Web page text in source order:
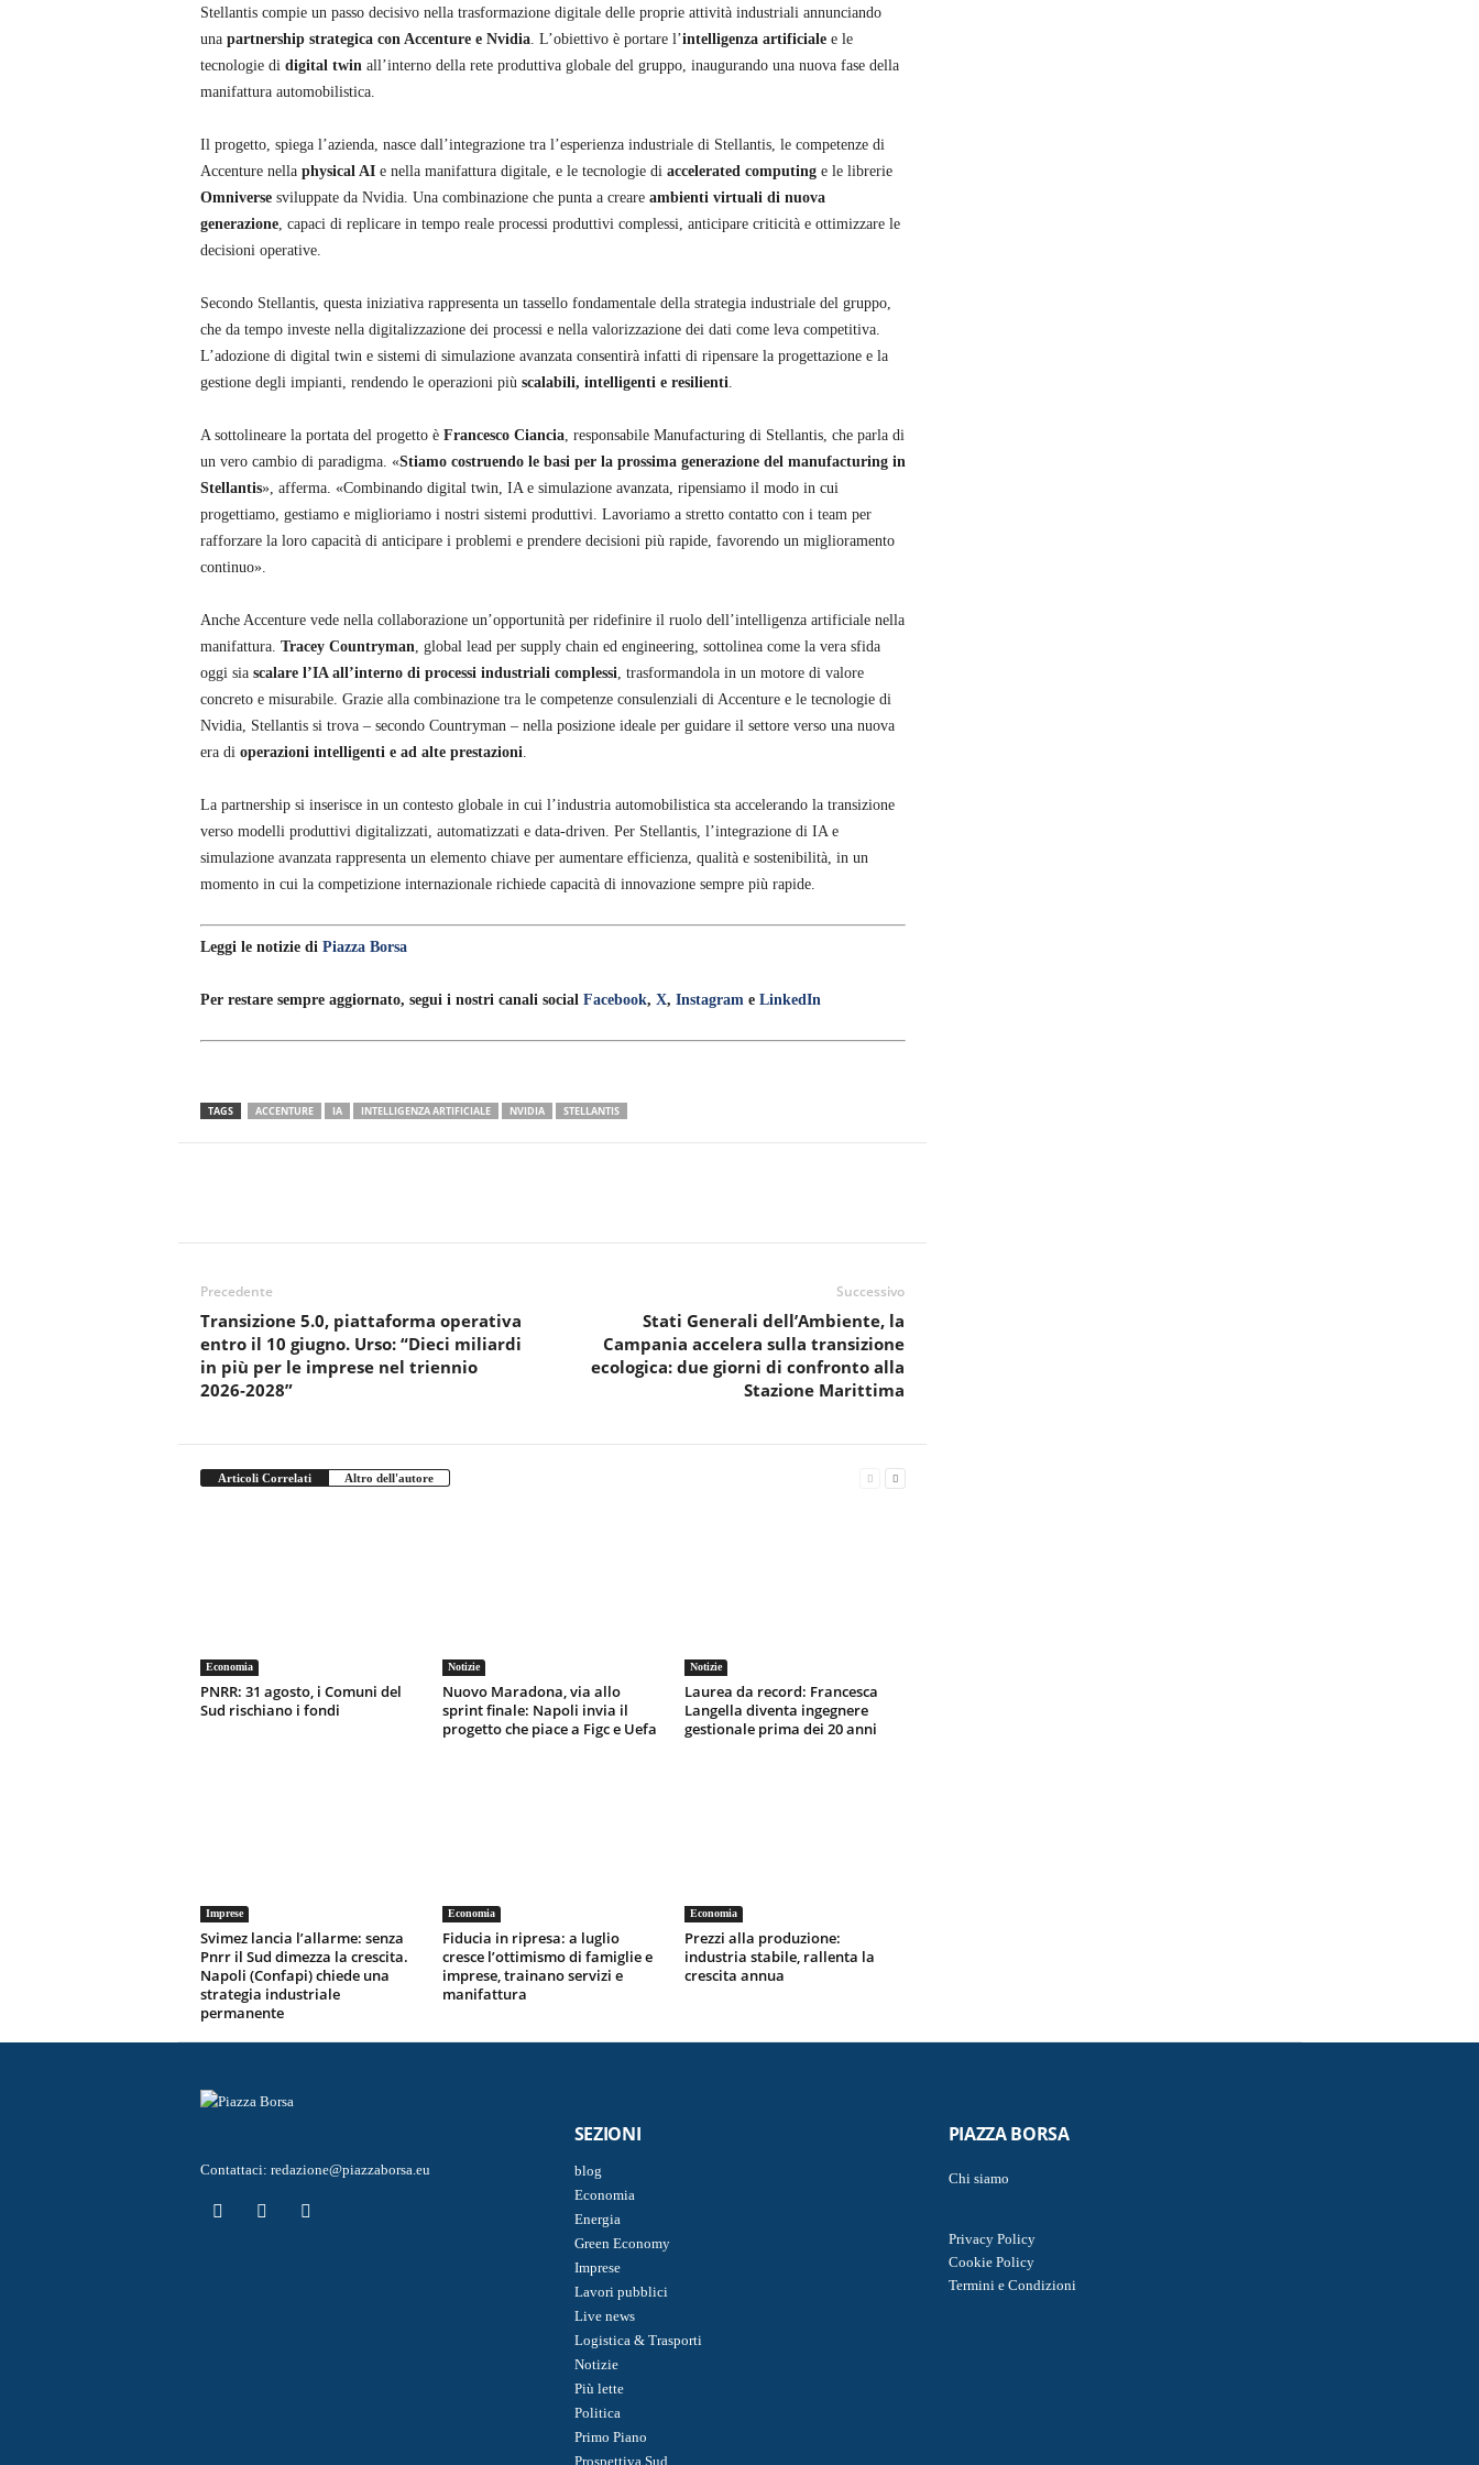
Stellantis compie un passo decisivo nella trasformazione digitale delle proprie attività industriali annunciando
una partnership strategica con Accenture e Nvidia. L’obiettivo è portare l’intelligenza artificialee le
tecnologie di digital twinall’interno della rete produttiva globale del gruppo, inaugurando una nuova fase della
manifattura automobilistica.
Il progetto, spiega l’azienda, nasce dall’integrazione tra l’esperienza industriale di Stellantis, le competenze di
Accenture nella physical AIe nella manifattura digitale, e le tecnologie di accelerated computinge le librerie
Omniversesviluppate da Nvidia. Una combinazione che punta a creare ambienti virtuali di nuova
generazione, capaci di replicare in tempo reale processi produttivi complessi, anticipare criticità e ottimizzare le
decisioni operative.
Secondo Stellantis, questa iniziativa rappresenta un tassello fondamentale della strategia industriale del gruppo,
che da tempo investe nella digitalizzazione dei processi e nella valorizzazione dei dati come leva competitiva.
L’adozione di digital twin e sistemi di simulazione avanzata consentirà infatti di ripensare la progettazione e la
gestione degli impianti, rendendo le operazioni più scalabili, intelligenti e resilienti.
A sottolineare la portata del progetto è Francesco Ciancia, responsabile Manufacturing di Stellantis, che parla di
un vero cambio di paradigma. «Stiamo costruendo le basi per la prossima generazione del manufacturing in
Stellantis», afferma. «Combinando digital twin, IA e simulazione avanzata, ripensiamo il modo in cui
progettiamo, gestiamo e miglioriamo i nostri sistemi produttivi. Lavoriamo a stretto contatto con i team per
rafforzare la loro capacità di anticipare i problemi e prendere decisioni più rapide, favorendo un miglioramento
continuo».
Anche Accenture vede nella collaborazione un’opportunità per ridefinire il ruolo dell’intelligenza artificiale nella
manifattura. Tracey Countryman, global lead per supply chain ed engineering, sottolinea come la vera sfida
oggi sia scalare l’IA all’interno di processi industriali complessi, trasformandola in un motore di valore
concreto e misurabile. Grazie alla combinazione tra le competenze consulenziali di Accenture e le tecnologie di
Nvidia, Stellantis si trova – secondo Countryman – nella posizione ideale per guidare il settore verso una nuova
era di operazioni intelligenti e ad alte prestazioni.
La partnership si inserisce in un contesto globale in cui l’industria automobilistica sta accelerando la transizione
verso modelli produttivi digitalizzati, automatizzati e data‑driven. Per Stellantis, l’integrazione di IA e
simulazione avanzata rappresenta un elemento chiave per aumentare efficienza, qualità e sostenibilità, in un
momento in cui la competizione internazionale richiede capacità di innovazione sempre più rapide.
Leggi le notizie di Piazza Borsa
Per restare sempre aggiornato, segui i nostri canali social Facebook, X, Instagram e LinkedIn
TAGS ACCENTURE IA INTELLIGENZA ARTIFICIALE NVIDIA STELLANTIS
Precedente
Transizione 5.0, piattaforma operativa
entro il 10 giugno. Urso: “Dieci miliardi
in più per le imprese nel triennio
2026‑2028”
Successivo
Stati Generali dell’Ambiente, la
Campania accelera sulla transizione
ecologica: due giorni di confronto alla
Stazione Marittima
Articoli Correlati Altro dell'autore
Economia
PNRR: 31 agosto, i Comuni del
Sud rischiano i fondi
Notizie
Nuovo Maradona, via allo
sprint finale: Napoli invia il
progetto che piace a Figc e Uefa
Notizie
Laurea da record: Francesca
Langella diventa ingegnere
gestionale prima dei 20 anni
Imprese
Svimez lancia l’allarme: senza
Pnrr il Sud dimezza la crescita.
Napoli (Confapi) chiede una
strategia industriale
permanente
Economia
Fiducia in ripresa: a luglio
cresce l’ottimismo di famiglie e
imprese, trainano servizi e
manifattura
Economia
Prezzi alla produzione:
industria stabile, rallenta la
crescita annua
Contattaci: redazione@piazzaborsa.eu
SEZIONI
blog
Economia
Energia
Green Economy
Imprese
Lavori pubblici
Live news
Logistica & Trasporti
Notizie
Più lette
Politica
Primo Piano
Prospettiva Sud
PIAZZA BORSA
Chi siamo
Privacy Policy
Cookie Policy
Termini e Condizioni